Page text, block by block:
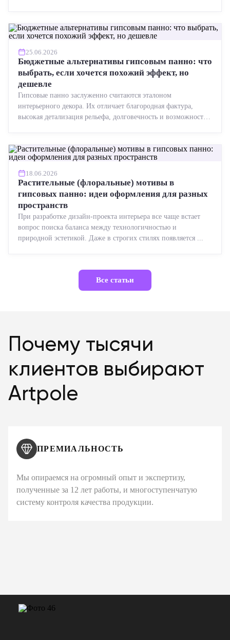
25.06.2026
Бюджетные альтернативы гипсовым панно: что
выбрать, если хочется похожий эффект, но
дешевле
Гипсовые панно заслуженно считаются эталоном
интерьерного декора. Их отличает благородная фактура,
высокая детализация рельефа, долговечность и возможность
18.06.2026
Растительные (флоральные) мотивы в
гипсовых панно: идеи оформления для разных
пространств
При разработке дизайн-проекта интерьера все чаще встает
вопрос поиска баланса между технологичностью и
природной эстетикой. Даже в строгих стилях появляется ...
Все статьи
Почему тысячи
клиентов выбирают
Artpole
ПРЕМИАЛЬНОСТЬ
Мы опираемся на огромный опыт и экспертизу,
полученные за 12 лет работы, и многоступенчатую
систему контроля качества продукции.